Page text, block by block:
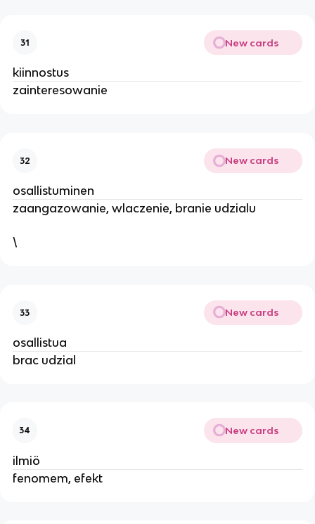
31 New cards
kiinnostus
zainteresowanie
32 New cards
osallistuminen
zaangazowanie, wlaczenie, branie udzialu
\
33 New cards
osallistua
brac udzial
34 New cards
ilmiö
fenomem, efekt